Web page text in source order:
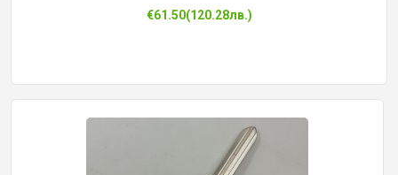
€61.50(120.28лв.)